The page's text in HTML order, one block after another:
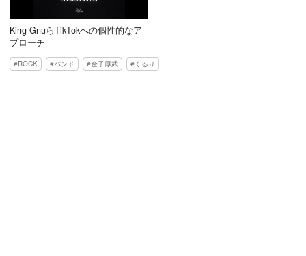
King GnuらTikTokへの個性的なア
プローチ
ROCK バンド 金子厚武 くるり